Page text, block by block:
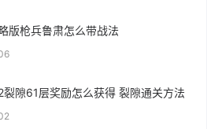
版枪兵鲁肃怎么带战法
裂隙61层奖励怎么获得 裂隙通关方法